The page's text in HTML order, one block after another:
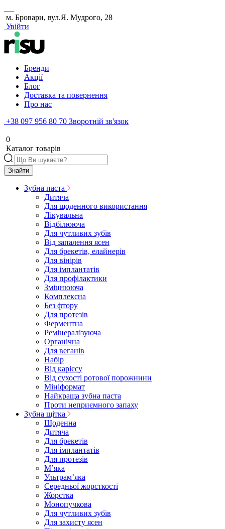
м. Бровари, вул.Я. Мудрого, 28
Увійти
Бренди
Акції
Блог
Доставка та повернення
Про нас
+38 097 956 80 70 Зворотній зв'язок
0
Каталог товарів
Знайти
Зубна паста
Дитяча
Для щоденного використання
Лікувальна
Відбілююча
Для чутливих зубів
Від запалення ясен
Для брекетів, елайнерів
Для вінірів
Для імплантатів
Для профілактики
Зміцнююча
Комплексна
Без фтору
Для протезів
Ферментна
Ремінералізуюча
Органічна
Для веганів
Набір
Від карієсу
Від сухості ротової порожнини
Мініформат
Найкраща зубна паста
Проти неприємного запаху
Зубна щітка
Щоденна
Дитяча
Для брекетів
Для імплантатів
Для протезів
Мʼяка
Ультрамʼяка
Середньої жорсткості
Жорстка
Монопучкова
Для чутливих зубів
Для захисту ясен